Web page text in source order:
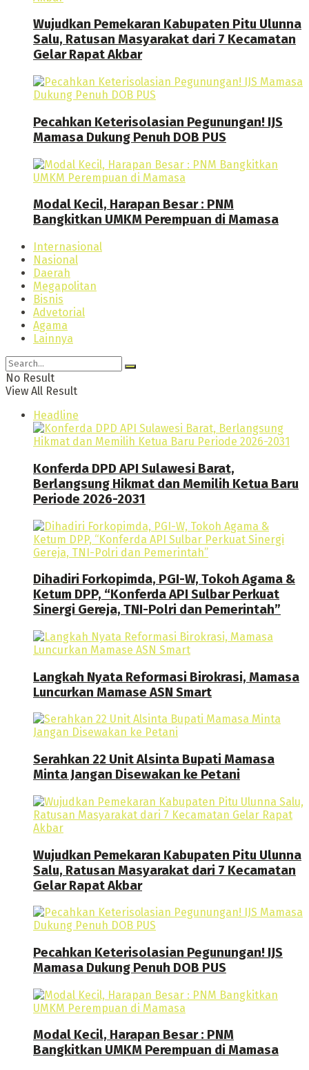
Wujudkan Pemekaran Kabupaten Pitu Ulunna
Salu, Ratusan Masyarakat dari 7 Kecamatan
Gelar Rapat Akbar
Pecahkan Keterisolasian Pegunungan! IJS
Mamasa Dukung Penuh DOB PUS
Modal Kecil, Harapan Besar : PNM
Bangkitkan UMKM Perempuan di Mamasa
Internasional
Nasional
Daerah
Megapolitan
Bisnis
Advetorial
Agama
Lainnya
No Result
View All Result
Headline
Konferda DPD API Sulawesi Barat,
Berlangsung Hikmat dan Memilih Ketua Baru
Periode 2026-2031
Dihadiri Forkopimda, PGI-W, Tokoh Agama &
Ketum DPP, “Konferda API Sulbar Perkuat
Sinergi Gereja, TNI-Polri dan Pemerintah”
Langkah Nyata Reformasi Birokrasi, Mamasa
Luncurkan Mamase ASN Smart
Serahkan 22 Unit Alsinta Bupati Mamasa
Minta Jangan Disewakan ke Petani
Wujudkan Pemekaran Kabupaten Pitu Ulunna
Salu, Ratusan Masyarakat dari 7 Kecamatan
Gelar Rapat Akbar
Pecahkan Keterisolasian Pegunungan! IJS
Mamasa Dukung Penuh DOB PUS
Modal Kecil, Harapan Besar : PNM
Bangkitkan UMKM Perempuan di Mamasa